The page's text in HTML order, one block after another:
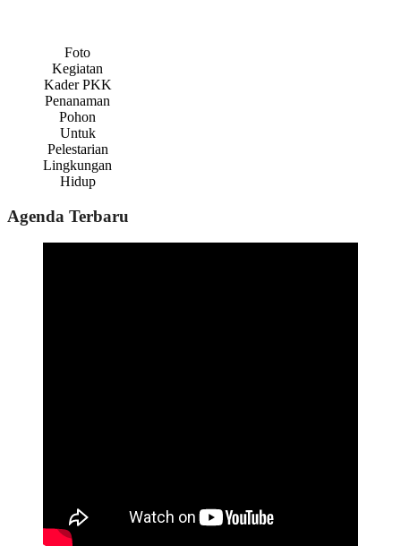
Foto
Kegiatan
Kader PKK
Penanaman
Pohon
Untuk
Pelestarian
Lingkungan
Hidup
Agenda Terbaru